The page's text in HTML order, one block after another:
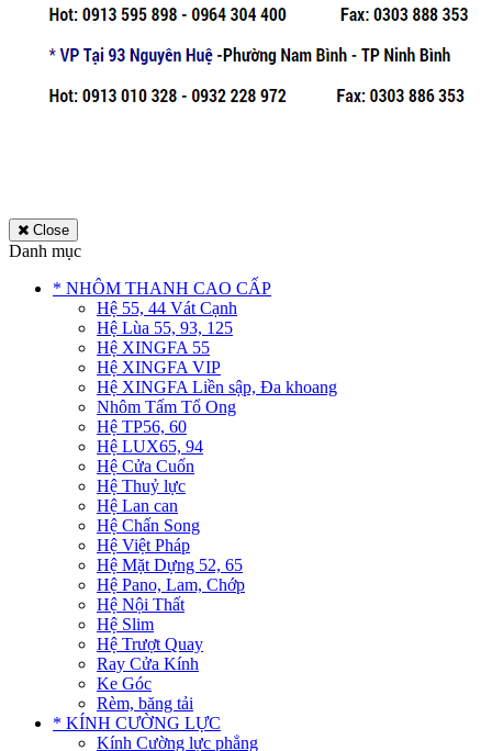
Close
Danh mục
* NHÔM THANH CAO CẤP
Hệ 55, 44 Vát Cạnh
Hệ Lùa 55, 93, 125
Hệ XINGFA 55
Hệ XINGFA VIP
Hệ XINGFA Liền sập, Đa khoang
Nhôm Tấm Tổ Ong
Hệ TP56, 60
Hệ LUX65, 94
Hệ Cửa Cuốn
Hệ Thuỷ lực
Hệ Lan can
Hệ Chấn Song
Hệ Việt Pháp
Hệ Mặt Dựng 52, 65
Hệ Pano, Lam, Chớp
Hệ Nội Thất
Hệ Slim
Hệ Trượt Quay
Ray Cửa Kính
Ke Góc
Rèm, băng tải
* KÍNH CƯỜNG LỰC
Kính Cường lực phẳng